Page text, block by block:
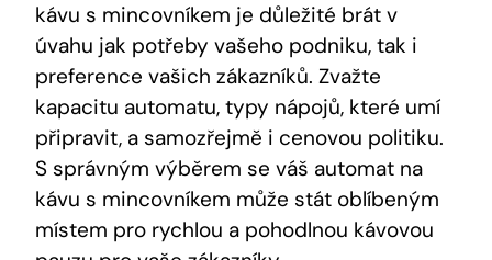
kávu s mincovníkem je důležité brát v
úvahu jak potřeby vašeho podniku, tak i
preference vašich zákazníků. Zvažte
kapacitu automatu, typy nápojů, které umí
připravit, a samozřejmě i cenovou politiku.
S správným výběrem se váš automat na
kávu s mincovníkem může stát oblíbeným
místem pro rychlou a pohodlnou kávovou